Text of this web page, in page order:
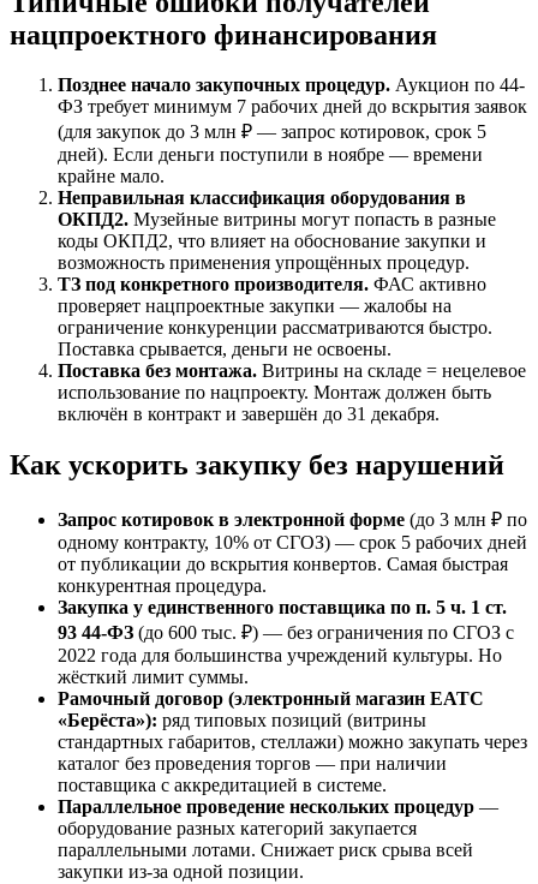
нацпроектного финансирования
Позднее начало закупочных процедур. Аукцион по 44-
ФЗ требует минимум 7 рабочих дней до вскрытия заявок
(для закупок до 3 млн ₽ — запрос котировок, срок 5
дней). Если деньги поступили в ноябре — времени
крайне мало.
Неправильная классификация оборудования в
ОКПД2. Музейные витрины могут попасть в разные
коды ОКПД2, что влияет на обоснование закупки и
возможность применения упрощённых процедур.
ТЗ под конкретного производителя. ФАС активно
проверяет нацпроектные закупки — жалобы на
ограничение конкуренции рассматриваются быстро.
Поставка срывается, деньги не освоены.
Поставка без монтажа. Витрины на складе = нецелевое
использование по нацпроекту. Монтаж должен быть
включён в контракт и завершён до 31 декабря.
Как ускорить закупку без нарушений
Запрос котировок в электронной форме (до 3 млн ₽ по
одному контракту, 10% от СГОЗ) — срок 5 рабочих дней
от публикации до вскрытия конвертов. Самая быстрая
конкурентная процедура.
Закупка у единственного поставщика по п. 5 ч. 1 ст.
93 44-ФЗ (до 600 тыс. ₽) — без ограничения по СГОЗ с
2022 года для большинства учреждений культуры. Но
жёсткий лимит суммы.
Рамочный договор (электронный магазин ЕАТС
«Берёста»): ряд типовых позиций (витрины
стандартных габаритов, стеллажи) можно закупать через
каталог без проведения торгов — при наличии
поставщика с аккредитацией в системе.
Параллельное проведение нескольких процедур —
оборудование разных категорий закупается
параллельными лотами. Снижает риск срыва всей
закупки из-за одной позиции.